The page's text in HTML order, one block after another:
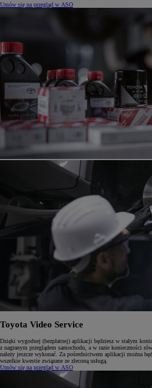
Umów się na przegląd w ASO
Toyota Video Service
Dzięki wygodnej (bezpłatnej) aplikacji będziesz w stałym
z nagranym przeglądem samochodu, a w razie konieczności
należy jeszcze wykonać. Za pośrednictwem aplikacji można
wszelkie kwestie związane ze zleconą usługą.
Umów się na przegląd w ASO